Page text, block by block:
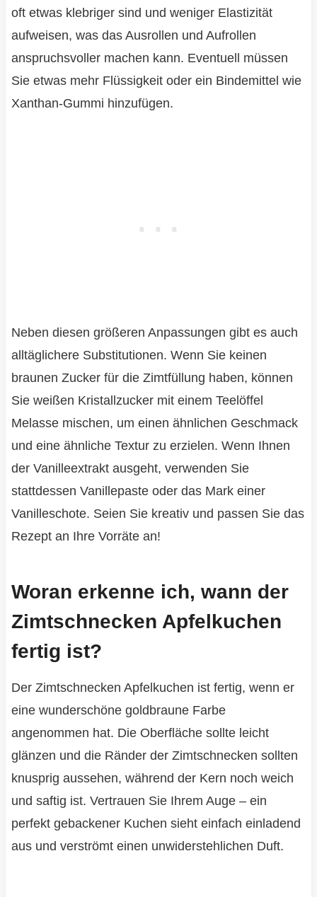
oft etwas klebriger sind und weniger Elastizität
aufweisen, was das Ausrollen und Aufrollen
anspruchsvoller machen kann. Eventuell müssen
Sie etwas mehr Flüssigkeit oder ein Bindemittel wie
Xanthan-Gummi hinzufügen.
Neben diesen größeren Anpassungen gibt es auch
alltäglichere Substitutionen. Wenn Sie keinen
braunen Zucker für die Zimtfüllung haben, können
Sie weißen Kristallzucker mit einem Teelöffel
Melasse mischen, um einen ähnlichen Geschmack
und eine ähnliche Textur zu erzielen. Wenn Ihnen
der Vanilleextrakt ausgeht, verwenden Sie
stattdessen Vanillepaste oder das Mark einer
Vanilleschote. Seien Sie kreativ und passen Sie das
Rezept an Ihre Vorräte an!
Woran erkenne ich, wann der
Zimtschnecken Apfelkuchen
fertig ist?
Der Zimtschnecken Apfelkuchen ist fertig, wenn er
eine wunderschöne goldbraune Farbe
angenommen hat. Die Oberfläche sollte leicht
glänzen und die Ränder der Zimtschnecken sollten
knusprig aussehen, während der Kern noch weich
und saftig ist. Vertrauen Sie Ihrem Auge – ein
perfekt gebackener Kuchen sieht einfach einladend
aus und verströmt einen unwiderstehlichen Duft.